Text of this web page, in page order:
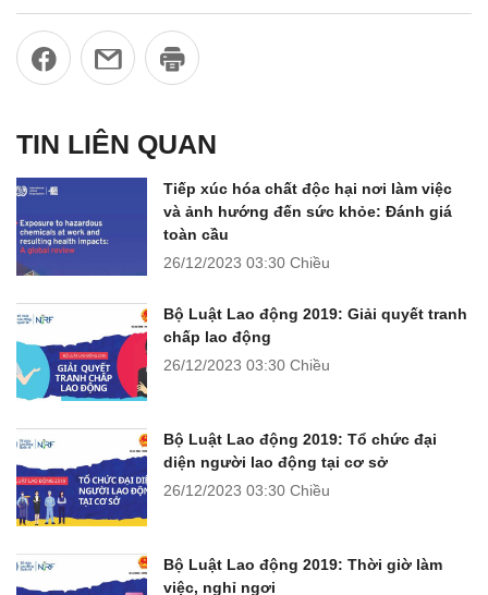
TIN LIÊN QUAN
Tiếp xúc hóa chất độc hại nơi làm việc
và ảnh hướng đến sức khỏe: Đánh giá
toàn cầu
26/12/2023 03:30 Chiều
Bộ Luật Lao động 2019: Giải quyết tranh
chấp lao động
26/12/2023 03:30 Chiều
Bộ Luật Lao động 2019: Tổ chức đại
diện người lao động tại cơ sở
26/12/2023 03:30 Chiều
Bộ Luật Lao động 2019: Thời giờ làm
việc, nghỉ ngơi